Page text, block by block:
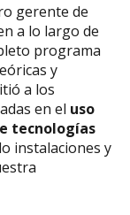
gerente de
a lo largo de
programa
y
a los
en el uso
tecnologías
instalaciones y